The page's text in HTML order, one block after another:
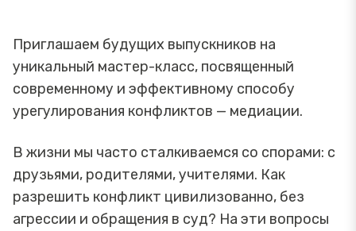
Приглашаем будущих выпускников на
уникальный мастер-класс, посвященный
современному и эффективному способу
урегулирования конфликтов — медиации.
В жизни мы часто сталкиваемся со спорами: с
друзьями, родителями, учителями. Как
разрешить конфликт цивилизованно, без
агрессии и обращения в суд? На эти вопросы